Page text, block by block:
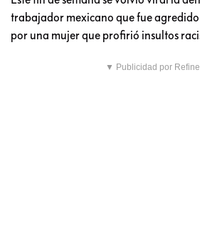
trabajador mexicano que fue
por una mujer que profirió insultos
▼ Publicidad por